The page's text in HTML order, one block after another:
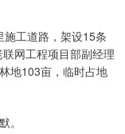
施工道路，架设15条
网工程项目部副经理
地103亩，临时占地
。